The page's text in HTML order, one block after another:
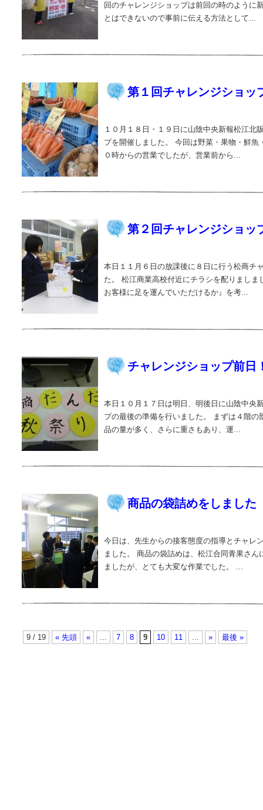
回のチャレンジショップは前回の時のように
とはできないので事前に伝える方法として...
第１回チャレンジショッ
１０月１８日・１９日に山陰中央新報松江北
プを開催しました。 今回は野菜・果物・鮮
０時からの営業でしたが、営業前から...
第２回チャレンジショッ
本日１１月６日の放課後に８日に行う松商チ
た。 松江商業高校付近にチラシを配りまし
お客様に足を運んでいただけるか』を考...
チャレンジショップ前日
本日１０月１７日は明日、明後日に山陰中央
プの最後の準備を行いました。 まずは４階
品の量が多く、さらに重さもあり、運...
商品の袋詰めをしました
今日は、先生からの接客態度の指導とチャレ
ました。 商品の袋詰めは、松江合同青果さ
ましたが、とても大変な作業でした。 ...
9 / 19 « 先頭 « ... 7 8 9 10 11 ... » 最後 »